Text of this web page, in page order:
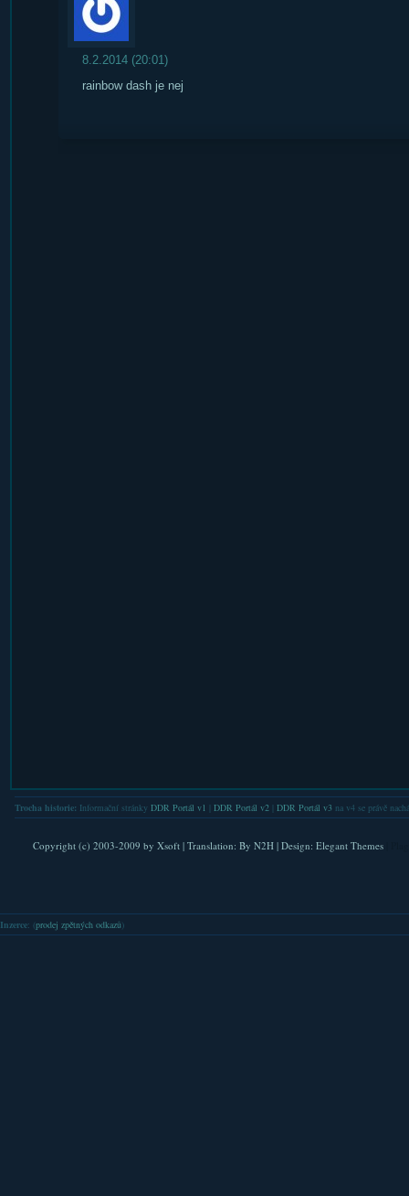
8.2.2014 (20:01)
rainbow dash je nej
Trocha historie: Informační stránky DDR Portál v1 DDR Portál v2| DDR Portál v3na v4 se právě
Copyright (c) 2003-2009 by Xsoft| Translation: By N2H| Design: Elegant Themes
Inzerce: (prodej zpětných odkazů )